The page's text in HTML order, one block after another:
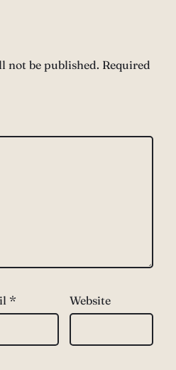
not be published. Required
* Website